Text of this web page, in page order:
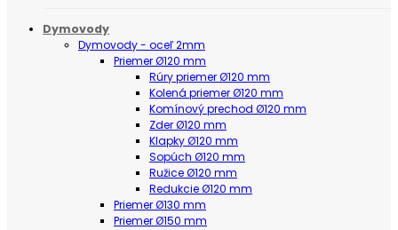
Dymovody
Dymovody - oceľ 2mm
Priemer Ø120 mm
Rúry priemer Ø120 mm
Kolená priemer Ø120 mm
Komínový prechod Ø120 mm
Zder Ø120 mm
Klapky Ø120 mm
Sopúch Ø120 mm
Ružice Ø120 mm
Redukcie Ø120 mm
Priemer Ø130 mm
Priemer Ø150 mm